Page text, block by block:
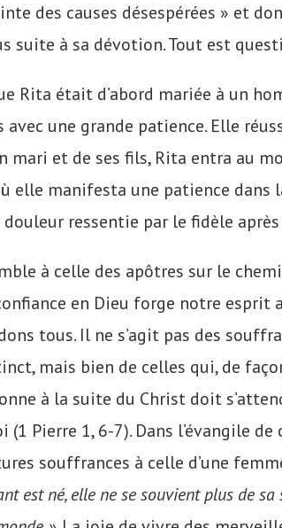
des causes désespérées » et
suite à sa dévotion. Tout est
Rita était d’abord mariée à un
avec une grande patience. Elle
mari et de ses fils, Rita entra au
elle manifesta une patience
ressentie par le fidèle
à celle des apôtres sur le
en Dieu forge notre esprit
tous. Il ne s’agit pas des
mais bien de celles qui, de
à la suite du Christ doit
Pierre 1, 6-7). Dans l’évangile de
souffrances à celle d’une
est né, elle ne se souvient plus de